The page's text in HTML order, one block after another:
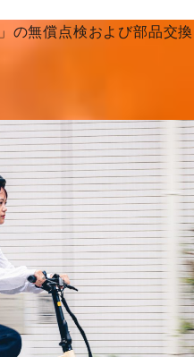
の無償点検および部品交換